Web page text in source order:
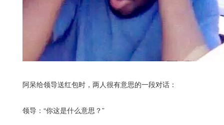
阿呆给领导送红包时，两人很有意思的一段对话：
领导：“你这是什么意思？”